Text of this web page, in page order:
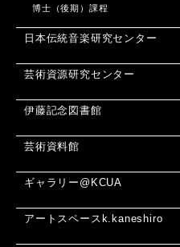
博士（後期）課程
日本伝統音楽研究センター
芸術資源研究センター
伊藤記念図書館
芸術資料館
ギャラリー@KCUA
アートスペースk.kaneshiro